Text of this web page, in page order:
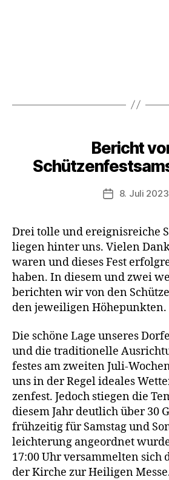
Bericht
8. Juli 2023
Drei tol­le und ereig­nis­rei­che
lie­gen hin­ter uns. Vie­len
waren und die­ses Fest
haben. In die­sem und zwei
berich­ten wir von den
den jewei­li­gen Höhepunkten.
Die schö­ne Lage unse­res
und die tra­di­tio­nel­le
fes­tes am zwei­ten Juli-
uns in der Regel idea­les
zen­fest. Jedoch stie­gen die
die­sem Jahr deut­lich über 30
früh­zei­tig für Sams­tag und
leich­te­rung ange­ord­net
17:00 Uhr ver­sam­mel­ten sich
der Kir­che zur Hei­li­gen